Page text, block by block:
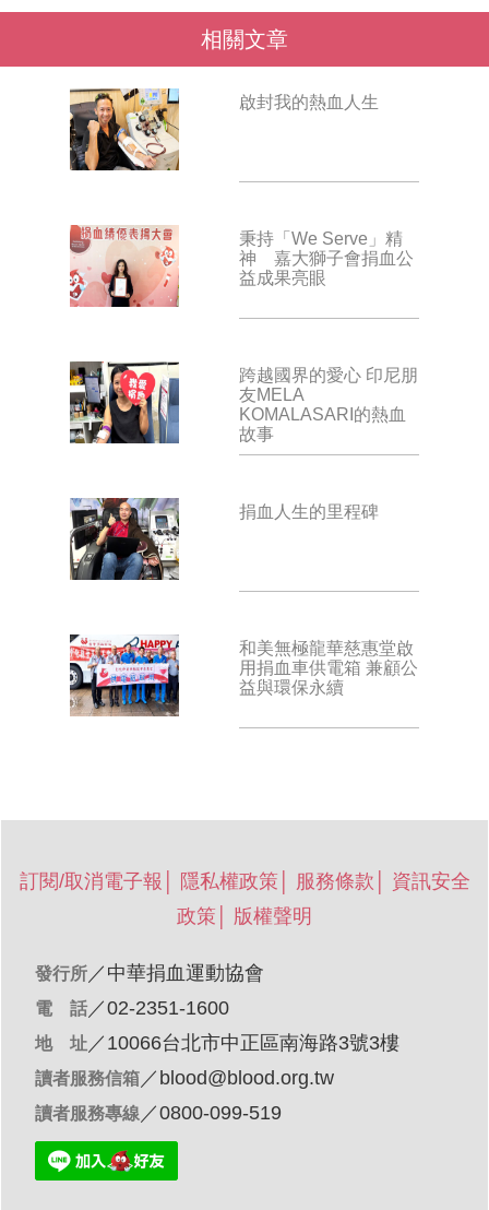
相關文章
啟封我的熱血人生
秉持「We Serve」精
神 嘉大獅子會捐血公
益成果亮眼
跨越國界的愛心 印尼朋
友MELA
KOMALASARI的熱血
故事
捐血人生的里程碑
和美無極龍華慈惠堂啟
用捐血車供電箱 兼顧公
益與環保永續
訂閱/取消電子報 隱私權政策 服務條款
資訊安全
政策
版權聲明
發行所 ／ 中華捐血運動協會
電 話 ／02-2351-1600
地 址 ／10066台北市中正區南海路3號3樓
讀者服務信箱 ／ blood@blood.org.tw
讀者服務專線 ／0800-099-519